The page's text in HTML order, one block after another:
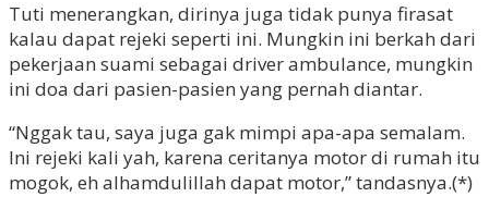
Tuti menerangkan, dirinya juga tidak punya firasat
kalau dapat rejeki seperti ini. Mungkin ini berkah dari
pekerjaan suami sebagai driver ambulance, mungkin
ini doa dari pasien-pasien yang pernah diantar.
“Nggak tau, saya juga gak mimpi apa-apa semalam.
Ini rejeki kali yah, karena ceritanya motor di rumah itu
mogok, eh alhamdulillah dapat motor,” tandasnya.(*)